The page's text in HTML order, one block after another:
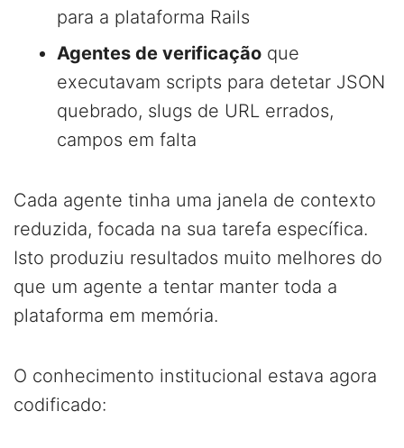
para a plataforma Rails
Agentes de verificação que
executavam scripts para detetar JSON
quebrado, slugs de URL errados,
campos em falta
Cada agente tinha uma janela de contexto
reduzida, focada na sua tarefa específica.
Isto produziu resultados muito melhores do
que um agente a tentar manter toda a
plataforma em memória.
O conhecimento institucional estava agora
codificado: